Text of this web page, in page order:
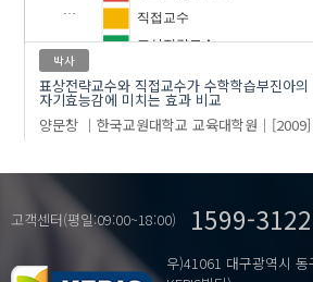
…
직접교수
표상전략교수
'양문창' 의 발표논문(1)
박사
표상전략교수와 직접교수가 수학학습부진아
자기효능감에 미치는 효과 비교
양문창
한국교원대학교 교육대학원 [2009]
고객센터(평일:09:00~18:00) 1599-3122
우)41061 대구광역시